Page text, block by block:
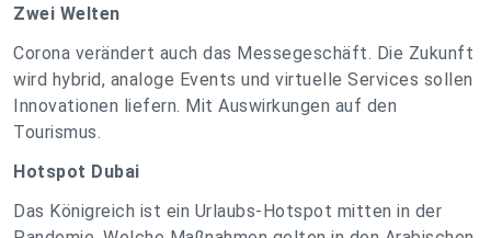
Zwei Welten
Corona verändert auch das Messegeschäft. Die Zukunft
wird hybrid, analoge Events und virtuelle Services sollen
Innovationen liefern. Mit Auswirkungen auf den
Tourismus.
Hotspot Dubai
Das Königreich ist ein Urlaubs-Hotspot mitten in der